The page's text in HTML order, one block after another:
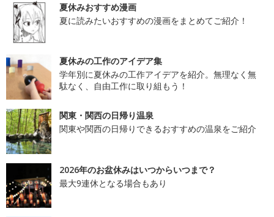
夏休みおすすめ漫画
夏に読みたいおすすめの漫画をまとめてご紹介！
夏休みの工作のアイデア集
学年別に夏休みの工作アイデアを紹介。無理なく無
駄なく、自由工作に取り組もう！
関東・関西の日帰り温泉
関東や関西の日帰りできるおすすめの温泉をご紹介
2026年のお盆休みはいつからいつまで？
最大9連休となる場合もあり